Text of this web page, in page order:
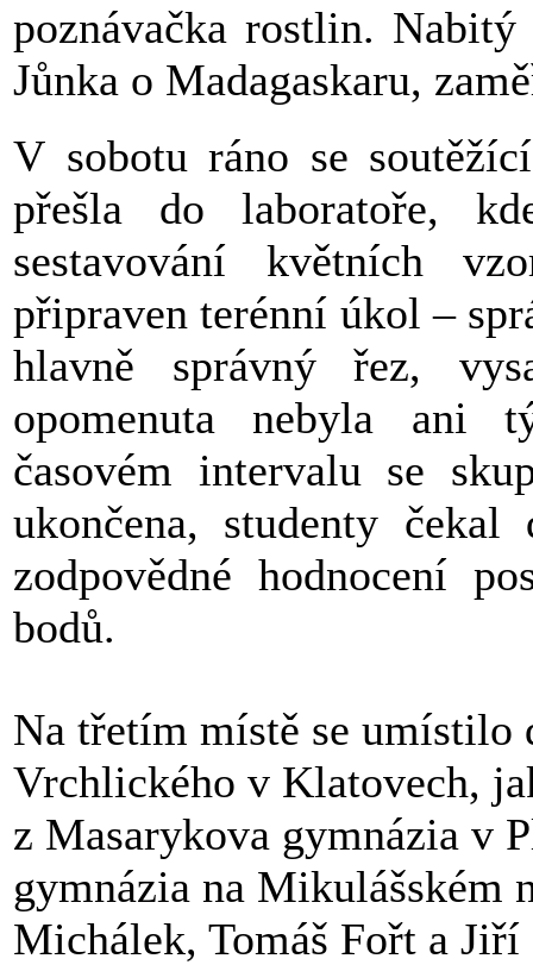
poznávačka rostlin. Nabitý
Jůnka o Madagaskaru,
V sobotu ráno se
přešla do laboratoře,
sestavování květních
připraven terénní úkol –
hlavně správný řez,
opomenuta nebyla ani
časovém intervalu se
ukončena, studenty
zodpovědné hodnocení
bodů.
Na třetím místě se umístilo
Vrchlického v Klatovech,
z Masarykova gymnázia v
gymnázia na Mikulášském
Michálek, Tomáš Fořt a